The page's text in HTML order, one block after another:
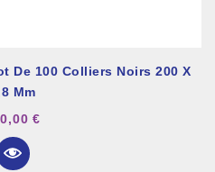
De 100 Colliers Noirs 200 X
Mm
€